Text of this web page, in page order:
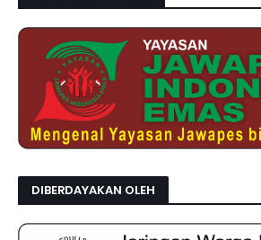
DIBERDAYAKAN OLEH